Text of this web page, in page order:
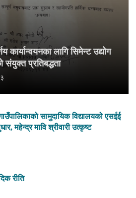
कार्यान्वयनका लागि सिमेन्ट उद्योग
संयुक्त प्रतिबद्धता
सामुदायिक विद्यालयको एसईई
महेन्द्र मावि श्रीवारी उत्कृष्ट
रीति